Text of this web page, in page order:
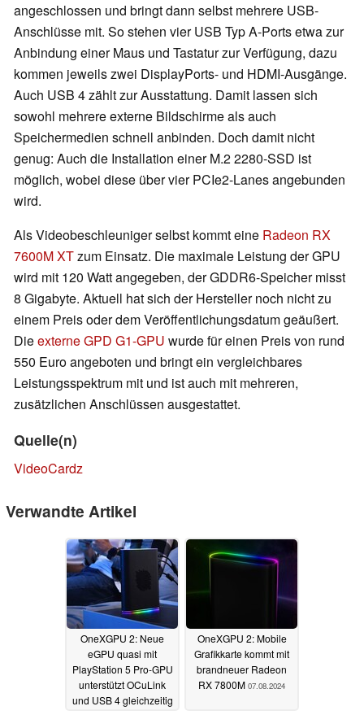
angeschlossen und bringt dann selbst mehrere USB-
Anschlüsse mit. So stehen vier USB Typ A-Ports etwa zur
Anbindung einer Maus und Tastatur zur Verfügung, dazu
kommen jeweils zwei DisplayPorts- und HDMI-Ausgänge.
Auch USB 4 zählt zur Ausstattung. Damit lassen sich
sowohl mehrere externe Bildschirme als auch
Speichermedien schnell anbinden. Doch damit nicht
genug: Auch die Installation einer M.2 2280-SSD ist
möglich, wobei diese über vier PCIe2-Lanes angebunden
wird.
Als Videobeschleuniger selbst kommt eine Radeon RX
7600M XTzum Einsatz. Die maximale Leistung der GPU
wird mit 120 Watt angegeben, der GDDR6-Speicher misst
8 Gigabyte. Aktuell hat sich der Hersteller noch nicht zu
einem Preis oder dem Veröffentlichungsdatum geäußert.
Dieexterne GPD G1-GPU wurde für einen Preis von rund
550 Euro angeboten und bringt ein vergleichbares
Leistungsspektrum mit und ist auch mit mehreren,
zusätzlichen Anschlüssen ausgestattet.
Quelle(n)
VideoCardz
Verwandte Artikel
OneXGPU 2: Neue
eGPU quasi mit
PlayStation 5 Pro-GPU
unterstützt OCuLink
und USB 4 gleichzeitig
OneXGPU 2: Mobile
Grafikkarte kommt mit
brandneuer Radeon
RX 7800M 07.08.2024